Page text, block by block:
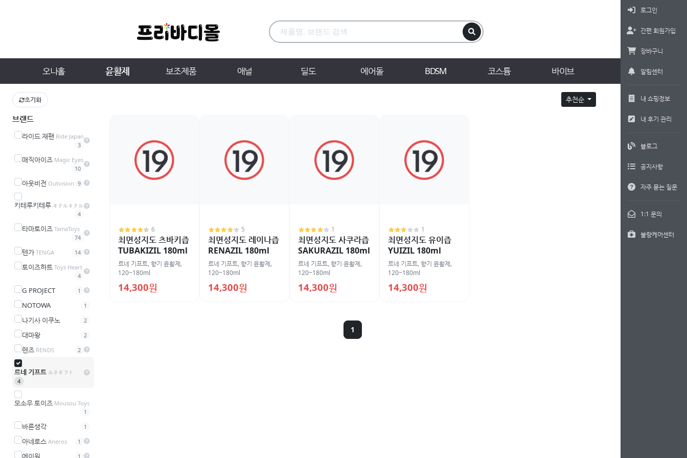
오나홀 윤활제 보조제품 애널 딜도 에어돌 BDSM 코스튬 바이브
로그인
간편 회원가입
장바구니
알림센터
내 쇼핑정보
내 후기 관리
블로그
공지사항
자주 묻는 질문
1:1 문의
불량케어센터
초기화
브랜드
라이드 재팬 Ride Japan
3
매직아이즈 Magic Eyes
10
아웃비전 Outvision 9
키테루키테루 キテルキテル
4
타마토이즈 TamaToys
74
텐가 TENGA 14
토이즈하트 Toys Heart
4
G PROJECT 1
NOTOWA 1
나기사 이쿠노 2
대마왕 2
렌즈 RENDS 2
르네 기프트 ルネギフト
4
모소우 토이즈 Mousou Toys
1
바른생각 1
아네로스 Aneros 1
에이원 1
추천순
6
최면성지도 츠바키즙
TUBAKIZIL 180ml
르네 기프트,향기 윤활제,
120~180ml
14,300원
5
최면성지도 레이나즙
RENAZIL 180ml
르네 기프트,향기 윤활제,
120~180ml
14,300원
1
최면성지도 사쿠라즙
SAKURAZIL 180ml
르네 기프트,향기 윤활제,
120~180ml
14,300원
1
최면성지도 유이즙
YUIZIL 180ml
르네 기프트,향기 윤활제,
120~180ml
14,300원
1